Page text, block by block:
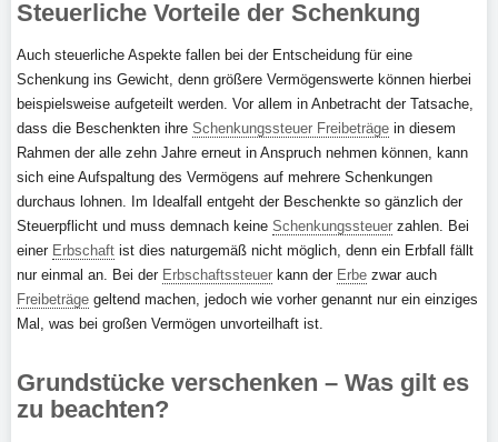
Steuerliche Vorteile der Schenkung
Auch steuerliche Aspekte fallen bei der Entscheidung für eine
Schenkung ins Gewicht, denn größere Vermögenswerte können hierbei
beispielsweise aufgeteilt werden. Vor allem in Anbetracht der Tatsache,
dass die Beschenkten ihre Schenkungssteuer Freibeträge in diesem
Rahmen der alle zehn Jahre erneut in Anspruch nehmen können, kann
sich eine Aufspaltung des Vermögens auf mehrere Schenkungen
durchaus lohnen. Im Idealfall entgeht der Beschenkte so gänzlich der
Steuerpflicht und muss demnach keine Schenkungssteuer zahlen. Bei
einer Erbschaft ist dies naturgemäß nicht möglich, denn ein Erbfall fällt
nur einmal an. Bei der Erbschaftssteuer kann der Erbe zwar auch
Freibeträge geltend machen, jedoch wie vorher genannt nur ein einziges
Mal, was bei großen Vermögen unvorteilhaft ist.
Grundstücke verschenken – Was gilt es
zu beachten?